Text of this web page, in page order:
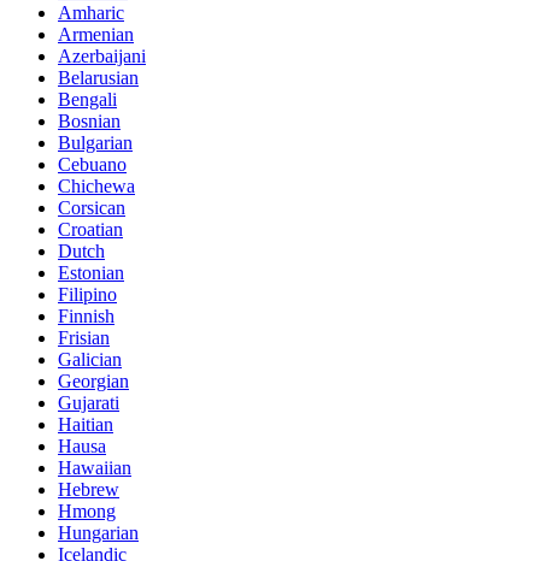
Amharic
Armenian
Azerbaijani
Belarusian
Bengali
Bosnian
Bulgarian
Cebuano
Chichewa
Corsican
Croatian
Dutch
Estonian
Filipino
Finnish
Frisian
Galician
Georgian
Gujarati
Haitian
Hausa
Hawaiian
Hebrew
Hmong
Hungarian
Icelandic